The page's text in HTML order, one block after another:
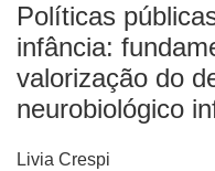
Políticas
infância:
valorização do
neurobiológico
Livia Crespi